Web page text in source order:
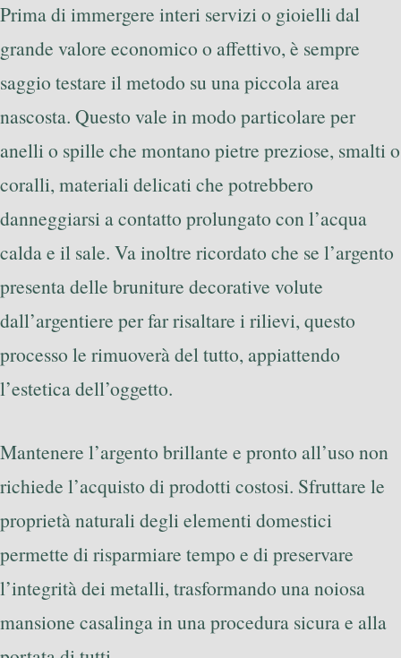
Prima di immergere interi servizi o gioielli dal
grande valore economico o affettivo, è sempre
saggio testare il metodo su una piccola area
nascosta. Questo vale in modo particolare per
anelli o spille che montano pietre preziose, smalti o
coralli, materiali delicati che potrebbero
danneggiarsi a contatto prolungato con l’acqua
calda e il sale. Va inoltre ricordato che se l’argento
presenta delle bruniture decorative volute
dall’argentiere per far risaltare i rilievi, questo
processo le rimuoverà del tutto, appiattendo
l’estetica dell’oggetto.
Mantenere l’argento brillante e pronto all’uso non
richiede l’acquisto di prodotti costosi. Sfruttare le
proprietà naturali degli elementi domestici
permette di risparmiare tempo e di preservare
l’integrità dei metalli, trasformando una noiosa
mansione casalinga in una procedura sicura e alla